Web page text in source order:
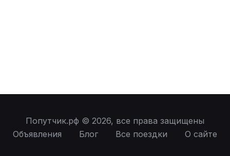
Попутчик.рф © 2026, все права защищены
Объявления
Блог Все поездки О сайте